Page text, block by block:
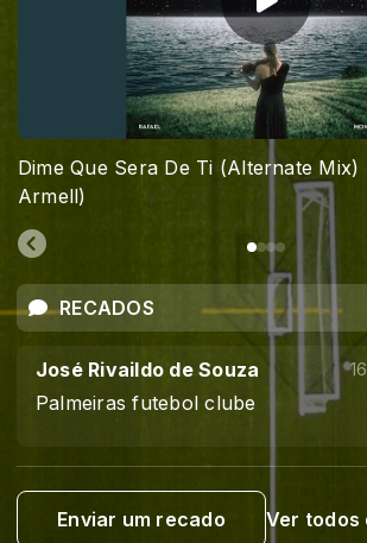
Dime Que Sera De Ti (Alternate
Armell)
RECADOS
José Rivaildo de Souza
Palmeiras futebol clube
Enviar um recado Ver todos